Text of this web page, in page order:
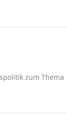
zum